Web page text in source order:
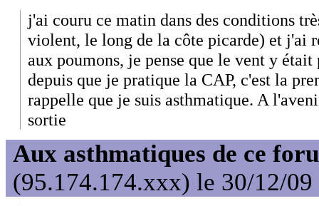
j'ai couru ce matin dans des conditions
violent, le long de la côte picarde) et j'ai
aux poumons, je pense que le vent y
depuis que je pratique la CAP, c'est la
rappelle que je suis asthmatique. A
sortie
Aux asthmatiques de ce
(95.174.174.xxx) le 30/12/09